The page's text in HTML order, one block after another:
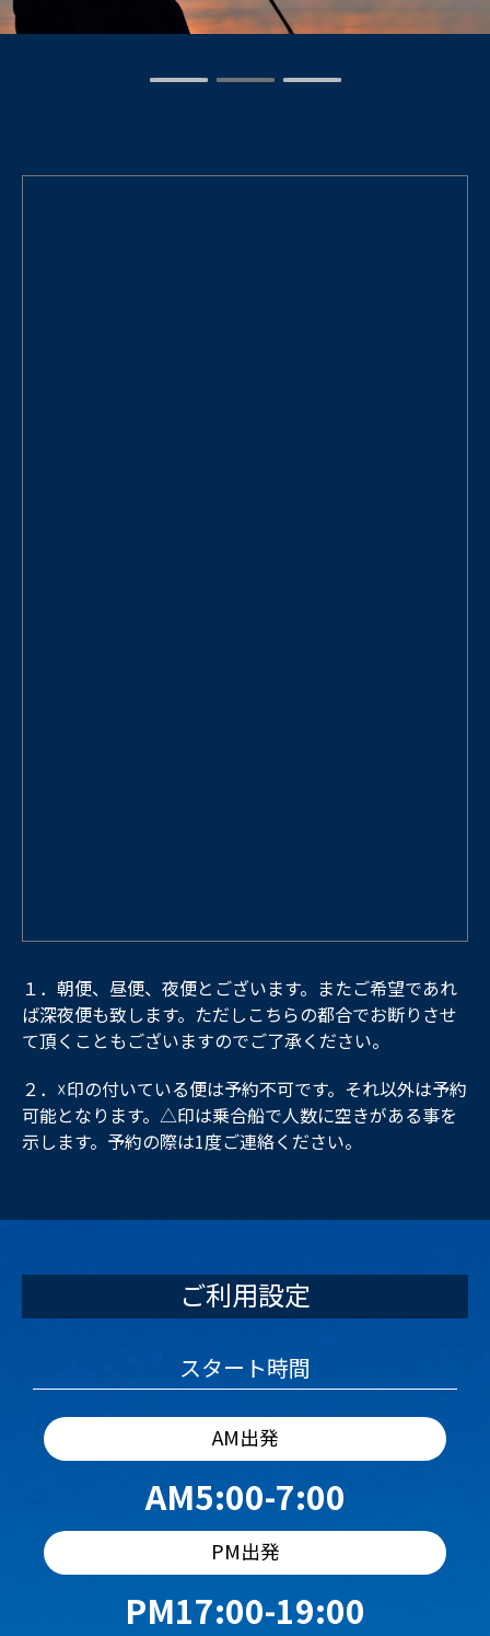
１．朝便、昼便、夜便とございます。またご希望であれ
ば深夜便も致します。ただしこちらの都合でお断りさせ
て頂くこともございますのでご了承ください。
２．☓印の付いている便は予約不可です。それ以外は予約
可能となります。△印は乗合船で人数に空きがある事を
示します。予約の際は1度ご連絡ください。
ご利用設定
スタート時間
AM出発
AM5:00-7:00
PM出発
PM17:00-19:00